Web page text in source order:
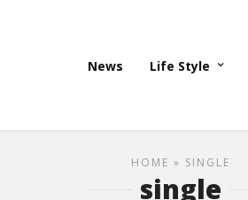
News Life Style
HOME » SINGLE
single